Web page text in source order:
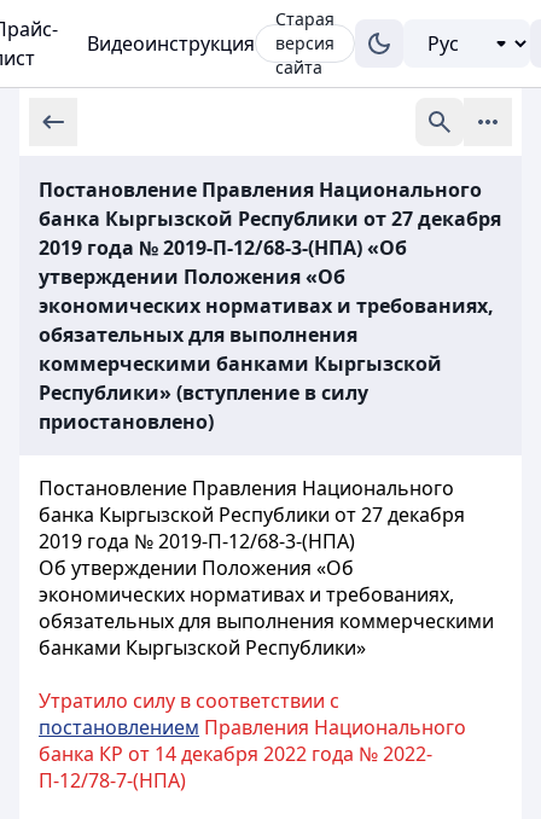
Видеоинструкция
Старая
версия
сайта
Постановление Правления Национального
банка Кыргызской Республики от 27 декабря
2019 года № 2019-П-12/68-3-(НПА) «Об
утверждении Положения «Об
экономических нормативах и требованиях,
обязательных для выполнения
коммерческими банками Кыргызской
Республики» (вступление в силу
приостановлено)
Постановление Правления Национального
банка Кыргызской Республики от 27 декабря
2019 года № 2019-П-12/68-3-(НПА)
Об утверждении Положения «Об
экономических нормативах и требованиях,
обязательных для выполнения коммерческими
банками Кыргызской Республики»
Утратило силу в соответствии с
постановлением Правления Национального
банка КР от 14 декабря 2022 года № 2022-
П-12/78-7-(НПА)